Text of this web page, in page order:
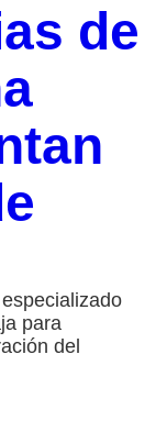
de
para
del